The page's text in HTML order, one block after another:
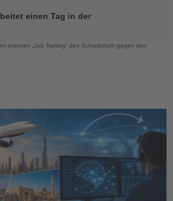
einen Tag in der
internen „Job Tasting“ den Schreibtisch gegen den